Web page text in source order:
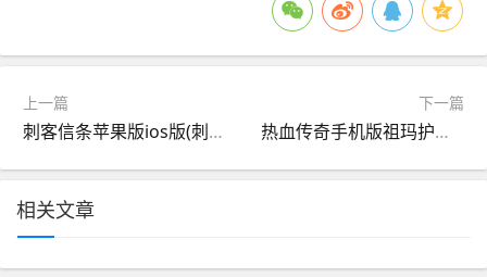
上一篇
刺客信条苹果版ios版(刺客信条ios手机版下载)
下一篇
热血传奇手机版祖玛护法(热血传奇手机版祖玛阁怎么走)
相关文章